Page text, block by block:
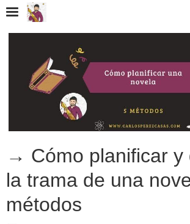
→ Cómo planificar y
la trama de una
métodos